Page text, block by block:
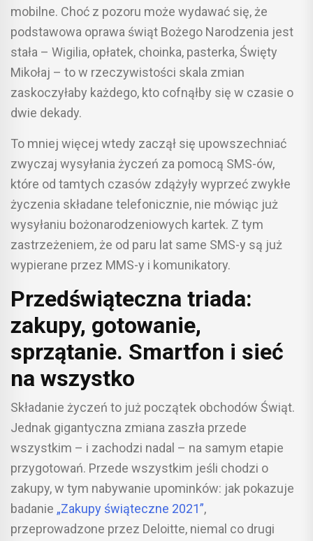
mobilne. Choć z pozoru może wydawać się, że
podstawowa oprawa świąt Bożego Narodzenia jest
stała – Wigilia, opłatek, choinka, pasterka, Święty
Mikołaj – to w rzeczywistości skala zmian
zaskoczyłaby każdego, kto cofnąłby się w czasie o
dwie dekady.
To mniej więcej wtedy zaczął się upowszechniać
zwyczaj wysyłania życzeń za pomocą SMS-ów,
które od tamtych czasów zdążyły wyprzeć zwykłe
życzenia składane telefonicznie, nie mówiąc już
wysyłaniu bożonarodzeniowych kartek. Z tym
zastrzeżeniem, że od paru lat same SMS-y są już
wypierane przez MMS-y i komunikatory.
Przedświąteczna triada:
zakupy, gotowanie,
sprzątanie. Smartfon i sieć
na wszystko
Składanie życzeń to już początek obchodów Świąt.
Jednak gigantyczna zmiana zaszła przede
wszystkim – i zachodzi nadal – na samym etapie
przygotowań. Przede wszystkim jeśli chodzi o
zakupy, w tym nabywanie upominków: jak pokazuje
badanie „Zakupy świąteczne 2021”,
przeprowadzone przez Deloitte, niemal co drugi